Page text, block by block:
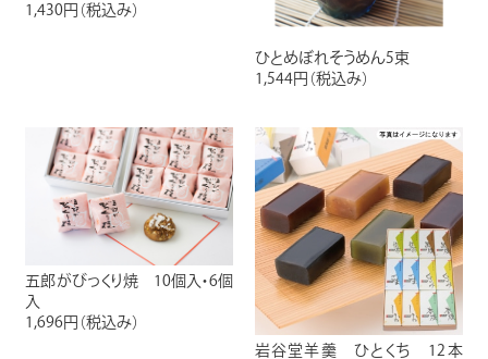
1,430円 （税込み）
ひとめぼれそうめん5束
1,544円 （税込み）
五郎がびっくり焼 10個入・6個
入
1,696円 （税込み）
岩谷堂羊羹 ひとくち 12本